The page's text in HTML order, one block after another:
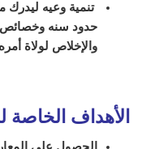
تنمية وعيه ليدرك
حدود سنه وخصائص
والإخلاص لولاة
الأهداف